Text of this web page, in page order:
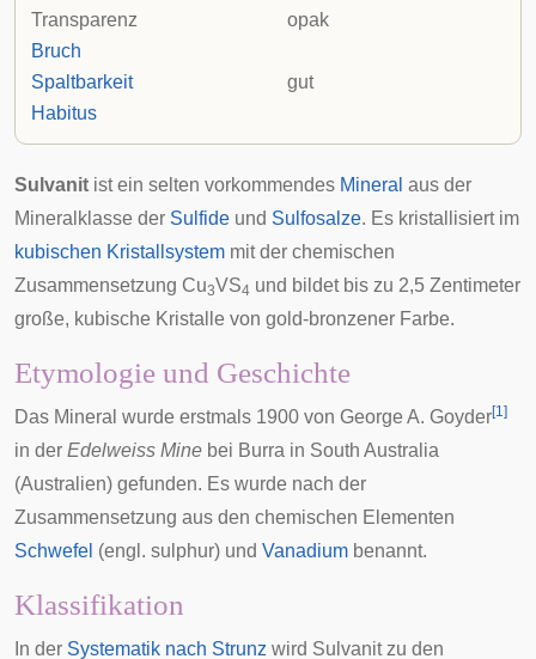
Transparenz
opak
Bruch
Spaltbarkeit
gut
Habitus
Sulvanit ist ein selten vorkommendes Mineral aus der
Mineralklasse der Sulfide und Sulfosalze. Es kristallisiert im
kubischen Kristallsystem mit der chemischen
Zusammensetzung Cu3VS4 und bildet bis zu 2,5 Zentimeter
große, kubische Kristalle von gold-bronzener Farbe.
Etymologie und Geschichte
Das Mineral wurde erstmals 1900 von George A. Goyder[1]
in der Edelweiss Mine bei Burra in South Australia
(Australien) gefunden. Es wurde nach der
Zusammensetzung aus den chemischen Elementen
Schwefel (engl. sulphur) und Vanadium benannt.
Klassifikation
In der Systematik nach Strunz wird Sulvanit zu den